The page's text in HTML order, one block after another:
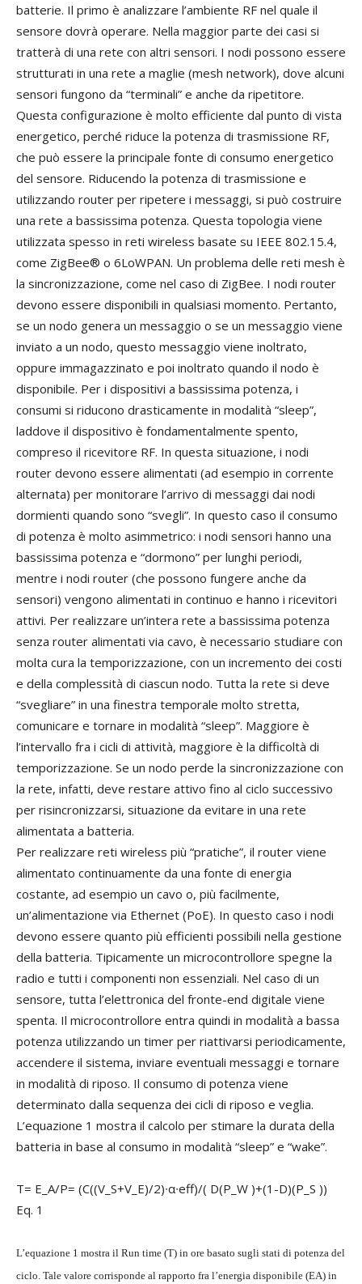
batterie. Il primo è analizzare l’ambiente RF nel quale il
sensore dovrà operare. Nella maggior parte dei casi si
tratterà di una rete con altri sensori. I nodi possono essere
strutturati in una rete a maglie (mesh network), dove alcuni
sensori fungono da “terminali” e anche da ripetitore.
Questa configurazione è molto efficiente dal punto di vista
energetico, perché riduce la potenza di trasmissione RF,
che può essere la principale fonte di consumo energetico
del sensore. Riducendo la potenza di trasmissione e
utilizzando router per ripetere i messaggi, si può costruire
una rete a bassissima potenza. Questa topologia viene
utilizzata spesso in reti wireless basate su IEEE 802.15.4,
come ZigBee® o 6LoWPAN. Un problema delle reti mesh è
la sincronizzazione, come nel caso di ZigBee. I nodi router
devono essere disponibili in qualsiasi momento. Pertanto,
se un nodo genera un messaggio o se un messaggio viene
inviato a un nodo, questo messaggio viene inoltrato,
oppure immagazzinato e poi inoltrato quando il nodo è
disponibile. Per i dispositivi a bassissima potenza, i
consumi si riducono drasticamente in modalità “sleep”,
laddove il dispositivo è fondamentalmente spento,
compreso il ricevitore RF. In questa situazione, i nodi
router devono essere alimentati (ad esempio in corrente
alternata) per monitorare l’arrivo di messaggi dai nodi
dormienti quando sono “svegli”. In questo caso il consumo
di potenza è molto asimmetrico: i nodi sensori hanno una
bassissima potenza e “dormono” per lunghi periodi,
mentre i nodi router (che possono fungere anche da
sensori) vengono alimentati in continuo e hanno i ricevitori
attivi. Per realizzare un’intera rete a bassissima potenza
senza router alimentati via cavo, è necessario studiare con
molta cura la temporizzazione, con un incremento dei costi
e della complessità di ciascun nodo. Tutta la rete si deve
“svegliare” in una finestra temporale molto stretta,
comunicare e tornare in modalità “sleep”. Maggiore è
l’intervallo fra i cicli di attività, maggiore è la difficoltà di
temporizzazione. Se un nodo perde la sincronizzazione con
la rete, infatti, deve restare attivo fino al ciclo successivo
per risincronizzarsi, situazione da evitare in una rete
alimentata a batteria.
Per realizzare reti wireless più “pratiche”, il router viene
alimentato continuamente da una fonte di energia
costante, ad esempio un cavo o, più facilmente,
un’alimentazione via Ethernet (PoE). In questo caso i nodi
devono essere quanto più efficienti possibili nella gestione
della batteria. Tipicamente un microcontrollore spegne la
radio e tutti i componenti non essenziali. Nel caso di un
sensore, tutta l’elettronica del fronte-end digitale viene
spenta. Il microcontrollore entra quindi in modalità a bassa
potenza utilizzando un timer per riattivarsi periodicamente,
accendere il sistema, inviare eventuali messaggi e tornare
in modalità di riposo. Il consumo di potenza viene
determinato dalla sequenza dei cicli di riposo e veglia.
L’equazione 1 mostra il calcolo per stimare la durata della
batteria in base al consumo in modalità “sleep” e “wake”.
T= E_A/P= (C((V_S+V_E)/2)∙α∙eff)/( D(P_W )+(1-D)(P_S ))
Eq. 1
L’equazione 1 mostra il Run time (T) in ore basato sugli stati di potenza del
ciclo. Tale valore corrisponde al rapporto fra l’energia disponibile (EA) in